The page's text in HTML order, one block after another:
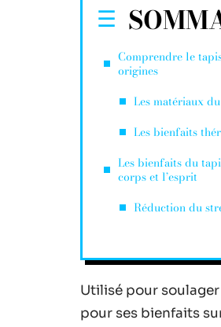
Comprendre le
origines
Les matériaux
Les bienfaits
Les bienfaits du
corps et l’esprit
Réduction du
Utilisé pour
pour ses bienfaits